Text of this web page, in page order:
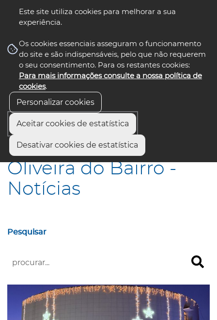
Este site utiliza cookies para melhorar a sua
experiência.
Os cookies essenciais asseguram o funcionamento
do site e são indispensáveis, pelo que não requerem
o seu consentimento. Para os restantes cookies:
Para mais informações consulte a nossa política de
cookies.
Personalizar cookies
Aceitar cookies de estatística
Desativar cookies de estatística
nos select language
Início Oliveira do Bairro - Notícias
Oliveira do Bairro -
Notícias
Pesquisar